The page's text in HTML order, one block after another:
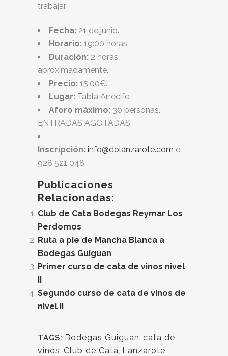
trabajar.
Fecha: 21 de junio.
Horario: 19:00 horas.
Duración: 2 horas
aproximadamente.
Precio: 15,00€.
Lugar: Tabla Arrecife.
Aforo máximo: 30 personas.
ENTRADAS AGOTADAS.
Inscripción: info@dolanzarote.com o
928 521 048.
Publicaciones
Relacionadas:
Club de Cata Bodegas Reymar Los
Perdomos
Ruta a pie de Mancha Blanca a
Bodegas Guiguan
Primer curso de cata de vinos nivel
II
Segundo curso de cata de vinos de
nivel II
TAGS: Bodegas Guiguan, cata de
vinos, Club de Cata, Lanzarote,